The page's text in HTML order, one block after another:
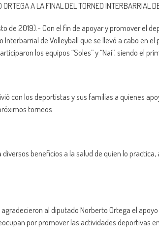
A LA FINAL DEL TORNEO INTERBARRIAL
de 2019).- Con el fin de apoyar y promover el
Interbarrial de Volleyball que se llevó a cabo en
los equipos “Soles” y “Nai”, siendo el
con los deportistas y sus familias a quienes
torneos.
beneficios a la salud de quien lo
al diputado Norberto Ortega el
por promover las actividades deportivas